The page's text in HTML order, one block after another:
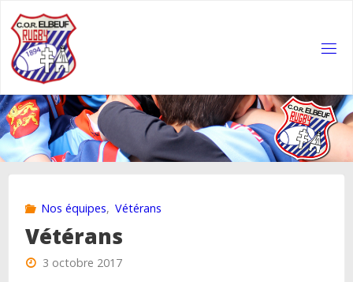
content
ELBEUF
RUGBY
Nos équipes, Vétérans
Vétérans
3 octobre 2017